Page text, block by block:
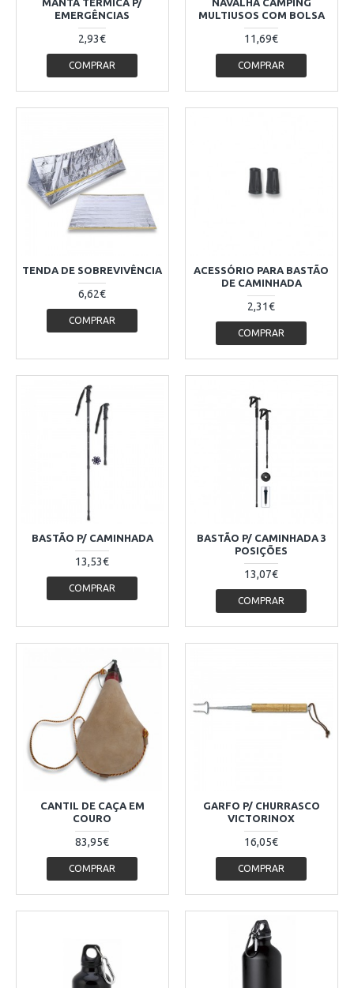
MANTA TÉRMICA P/
EMERGÊNCIAS
2,93€
COMPRAR
NAVALHA CAMPING
MULTIUSOS COM BOLSA
11,69€
COMPRAR
TENDA DE SOBREVIVÊNCIA
6,62€
COMPRAR
ACESSÓRIO PARA BASTÃO
DE CAMINHADA
2,31€
COMPRAR
BASTÃO P/ CAMINHADA
13,53€
COMPRAR
BASTÃO P/ CAMINHADA 3
POSIÇÕES
13,07€
COMPRAR
CANTIL DE CAÇA EM
COURO
83,95€
COMPRAR
GARFO P/ CHURRASCO
VICTORINOX
16,05€
COMPRAR